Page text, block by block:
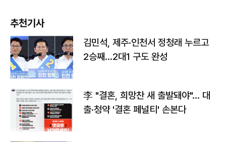
추천기사
김민석, 제주·인천서 정청래 누르고
2승째…2대1 구도 완성
李 "결혼, 희망찬 새 출발돼야"… 대
출·청약 '결혼 페널티' 손본다